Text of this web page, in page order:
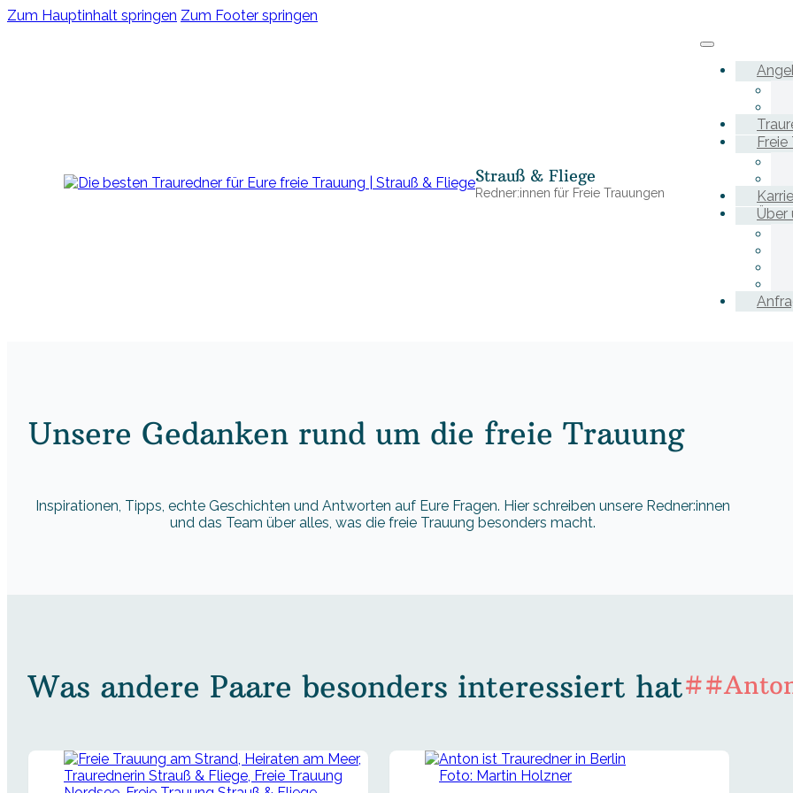
Zum Hauptinhalt springen Zum Footer springen
Strauß & Fliege
Redner:innen für Freie Trauungen
Freie
Über
Unsere Gedanken rund um die freie Trauung
Inspirationen, Tipps, echte Geschichten und Antworten auf Eure Fragen. Hier schreiben unsere Redner:innen
und das Team über alles, was die freie Trauung besonders macht.
Was andere Paare besonders interessiert hat
Foto: Martin Holzner